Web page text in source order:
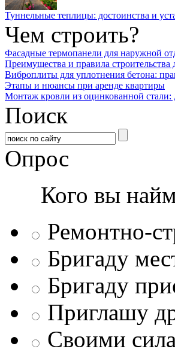
Туннельные теплицы: достоинства и
Чем строить?
Фасадные термопанели для наружной
Преимущества и правила
Виброплиты для уплотнения бетона:
Этапы и нюансы при аренде квартиры
Монтаж кровли из оцинкованной стали:
Поиск
Опрос
Кого вы
Ремонтно-
Бригаду
Бригаду
Приглашу
Своими